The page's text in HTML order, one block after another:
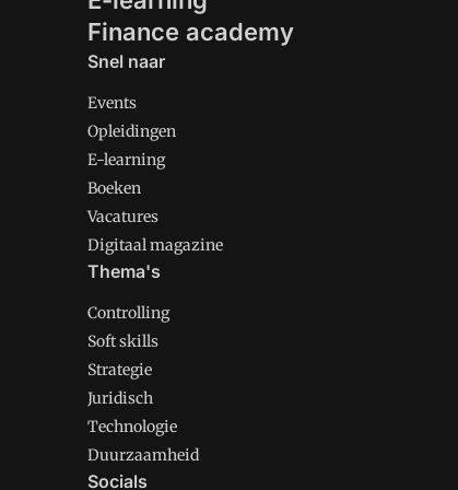
Finance academy
Snel naar
Events
Opleidingen
E-learning
Boeken
Vacatures
Digitaal magazine
Thema's
Controlling
Soft skills
Strategie
Juridisch
Technologie
Duurzaamheid
Socials